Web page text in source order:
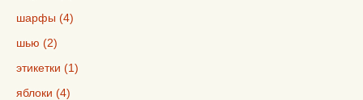
шарфы (4)
шью (2)
этикетки (1)
яблоки (4)